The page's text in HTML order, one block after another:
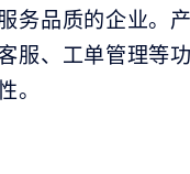
务品质的企业。
服、工单管理等
。